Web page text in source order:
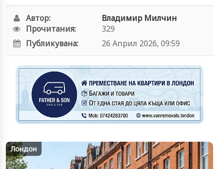
Автор:
Владимир Милчин
Прочитания:
329
Публикувана:
26 Април 2026, 09:59
Лондон